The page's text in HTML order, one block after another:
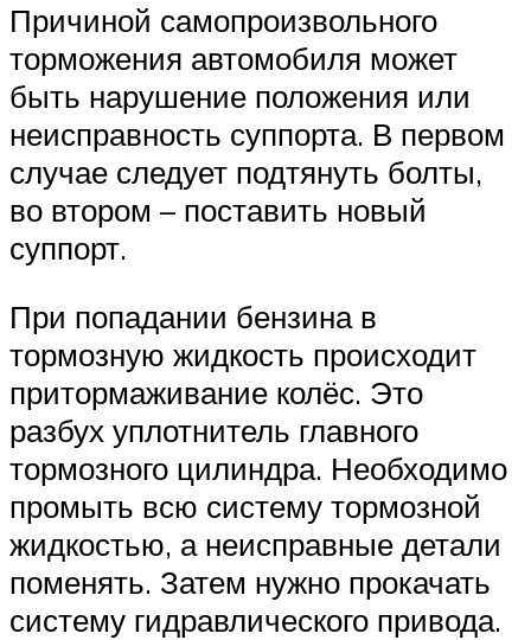
Причиной самопроизвольного
торможения автомобиля может
быть нарушение положения или
неисправность суппорта. В первом
случае следует подтянуть болты,
во втором – поставить новый
суппорт.
При попадании бензина в
тормозную жидкость происходит
притормаживание колёс. Это
разбух уплотнитель главного
тормозного цилиндра. Необходимо
промыть всю систему тормозной
жидкостью, а неисправные детали
поменять. Затем нужно прокачать
систему гидравлического привода.